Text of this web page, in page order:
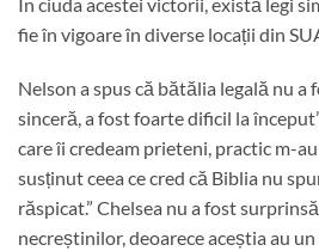
fie în vigoare în diverse locații din
Nelson a spus că bătălia legală nu a
sinceră, a fost foarte dificil la
care îi credeam prieteni, practic m-
susținut ceea ce cred că Biblia nu
răspicat.” Chelsea nu a fost
necreștinilor, deoarece aceștia au